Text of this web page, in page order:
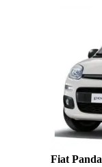
Fiat Panda